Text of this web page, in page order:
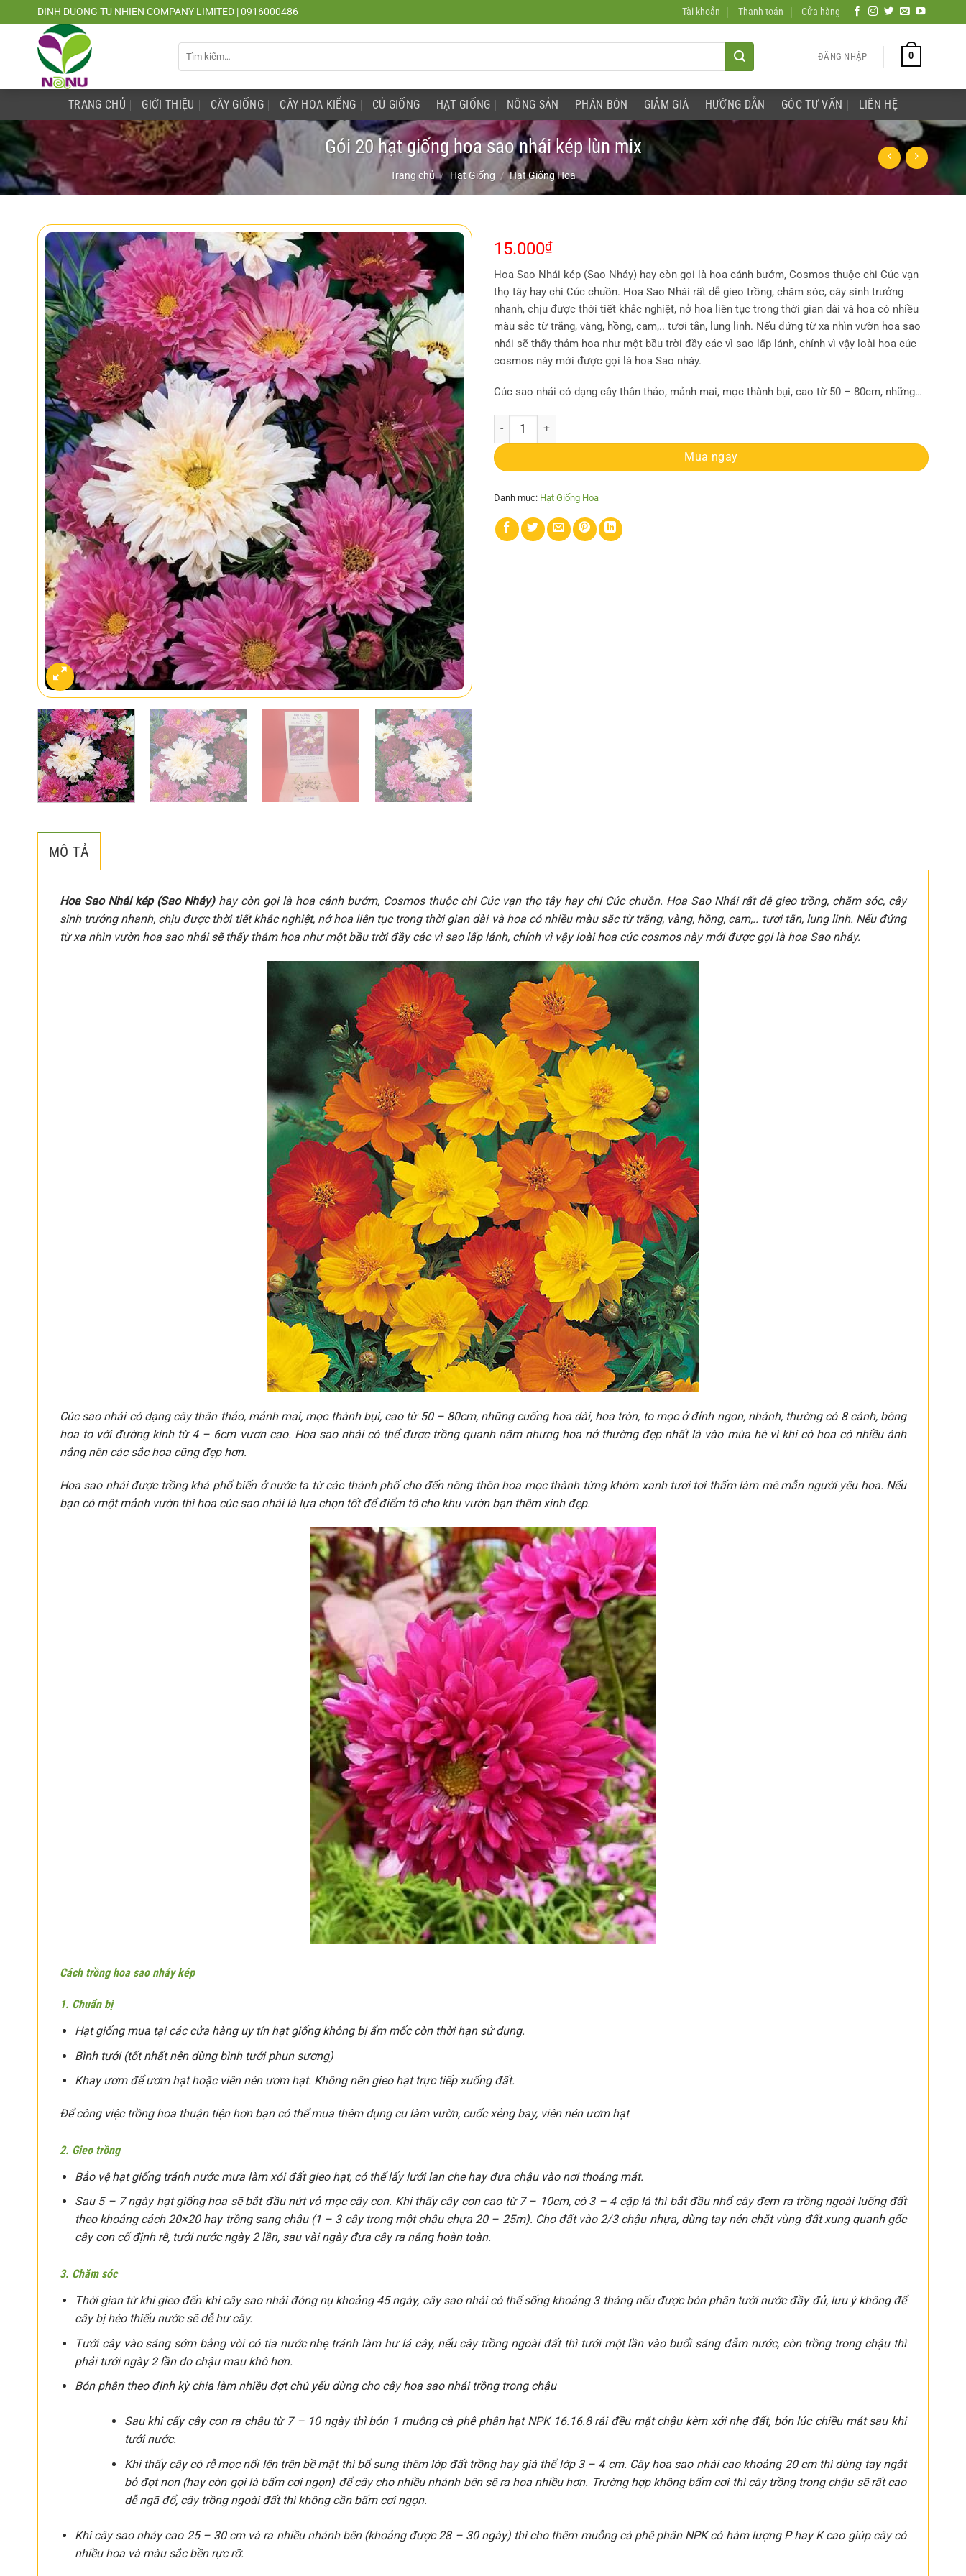
đến
DINH DUONG TU NHIEN COMPANY LIMITED | 0916000486 Tài khoản Thanh toán Cửa hàng
kiếm:
ĐĂNG NHẬP 0
TRANG CHỦ GIỚI THIỆU CÂY GIỐNG CÂY HOA KIỂNG CỦ GIỐNG HẠT GIỐNG NÔNG SẢN PHÂN BÓN GIẢM GIÁ HƯỚNG DẪN GÓC TƯ VẤN LIÊN HỆ
Gói 20 hạt giống hoa sao nhái kép lùn mix
Trang chủ / Hạt Giống / Hạt Giống Hoa
15.000₫
Hoa Sao Nhái kép (Sao Nháy) hay còn gọi là hoa cánh bướm, Cosmos thuộc chi Cúc vạn
thọ tây hay chi Cúc chuồn. Hoa Sao Nhái rất dễ gieo trồng, chăm sóc, cây sinh trưởng
nhanh, chịu được thời tiết khắc nghiệt, nở hoa liên tục trong thời gian dài và hoa có nhiều
màu sắc từ trắng, vàng, hồng, cam,.. tươi tắn, lung linh. Nếu đứng từ xa nhìn vườn hoa sao
nhái sẽ thấy thảm hoa như một bầu trời đầy các vì sao lấp lánh, chính vì vậy loài hoa cúc
cosmos này mới được gọi là hoa Sao nháy.
Cúc sao nhái có dạng cây thân thảo, mảnh mai, mọc thành bụi, cao từ 50 – 80cm, những…
Gói 20 hạt giống hoa sao nhái kép lùn mix số lượng
Mua ngay
Danh mục: Hạt Giống Hoa
MÔ TẢ
Hoa Sao Nhái kép (Sao Nháy)hay còn gọi là hoa cánh bướm, Cosmos thuộc chi Cúc vạn thọ tây hay chi Cúc chuồn. Hoa Sao Nhái rất dễ gieo trồng, chăm sóc, cây
sinh trưởng nhanh, chịu được thời tiết khắc nghiệt, nở hoa liên tục trong thời gian dài và hoa có nhiều màu sắc từ trắng, vàng, hồng, cam,.. tươi tắn, lung linh. Nếu đứng
từ xa nhìn vườn hoa sao nhái sẽ thấy thảm hoa như một bầu trời đầy các vì sao lấp lánh, chính vì vậy loài hoa cúc cosmos này mới được gọi là hoa Sao nháy.
Cúc sao nhái có dạng cây thân thảo, mảnh mai, mọc thành bụi, cao từ 50 – 80cm, những cuống hoa dài, hoa tròn, to mọc ở đỉnh ngon, nhánh, thường có 8 cánh, bông
hoa to với đường kính từ 4 – 6cm vươn cao. Hoa sao nhái có thể được trồng quanh năm nhưng hoa nở thường đẹp nhất là vào mùa hè vì khi có hoa có nhiều ánh
nắng nên các sắc hoa cũng đẹp hơn.
Hoa sao nhái được trồng khá phổ biến ở nước ta từ các thành phố cho đến nông thôn hoa mọc thành từng khóm xanh tươi tơi thấm làm mê mẫn người yêu hoa. Nếu
bạn có một mảnh vườn thì hoa cúc sao nhái là lựa chọn tốt để điểm tô cho khu vườn bạn thêm xinh đẹp.
Cách trồng hoa sao nháy kép
1. Chuẩn bị
Hạt giống mua tại các cửa hàng uy tín hạt giống không bị ẩm mốc còn thời hạn sử dụng.
Bình tưới (tốt nhất nên dùng bình tưới phun sương)
Khay ươm để ươm hạt hoặc viên nén ươm hạt. Không nên gieo hạt trực tiếp xuống đất.
Để công việc trồng hoa thuận tiện hơn bạn có thể mua thêm dụng cu làm vườn, cuốc xẻng bay, viên nén ươm hạt
2. Gieo trồng
Bảo vệ hạt giống tránh nước mưa làm xói đất gieo hạt, có thể lấy lưới lan che hay đưa chậu vào nơi thoáng mát.
Sau 5 – 7 ngày hạt giống hoa sẽ bắt đầu nứt vỏ mọc cây con. Khi thấy cây con cao từ 7 – 10cm, có 3 – 4 cặp lá thì bắt đầu nhổ cây đem ra trồng ngoài luống đất
theo khoảng cách 20×20 hay trồng sang chậu (1 – 3 cây trong một chậu chựa 20 – 25m). Cho đất vào 2/3 chậu nhựa, dùng tay nén chặt vùng đất xung quanh gốc
cây con cố định rễ, tưới nước ngày 2 lần, sau vài ngày đưa cây ra nắng hoàn toàn.
3. Chăm sóc
Thời gian từ khi gieo đến khi cây sao nhái đóng nụ khoảng 45 ngày, cây sao nhái có thể sống khoảng 3 tháng nếu được bón phân tưới nước đầy đủ, lưu ý không để
cây bị héo thiếu nước sẽ dễ hư cây.
Tưới cây vào sáng sớm bằng vòi có tia nước nhẹ tránh làm hư lá cây, nếu cây trồng ngoài đất thì tưới một lần vào buổi sáng đẫm nước, còn trồng trong chậu thì
phải tưới ngày 2 lần do chậu mau khô hơn.
Bón phân theo định kỳ chia làm nhiều đợt chủ yếu dùng cho cây hoa sao nhái trồng trong chậu
Sau khi cấy cây con ra chậu từ 7 – 10 ngày thì bón 1 muỗng cà phê phân hạt NPK 16.16.8 rải đều mặt chậu kèm xới nhẹ đất, bón lúc chiều mát sau khi
tưới nước.
Khi thấy cây có rễ mọc nổi lên trên bề mặt thì bổ sung thêm lớp đất trồng hay giá thể lớp 3 – 4 cm. Cây hoa sao nhái cao khoảng 20 cm thì dùng tay ngắt
bỏ đọt non (hay còn gọi là bấm cơi ngọn) để cây cho nhiều nhánh bên sẽ ra hoa nhiều hơn. Trường hợp không bấm cơi thì cây trồng trong chậu sẽ rất cao
dễ ngã đổ, cây trồng ngoài đất thì không cần bấm cơi ngọn.
Khi cây sao nháy cao 25 – 30 cm và ra nhiều nhánh bên (khoảng được 28 – 30 ngày) thì cho thêm muỗng cà phê phân NPK có hàm lượng P hay K cao giúp cây có
nhiều hoa và màu sắc bền rực rỡ.